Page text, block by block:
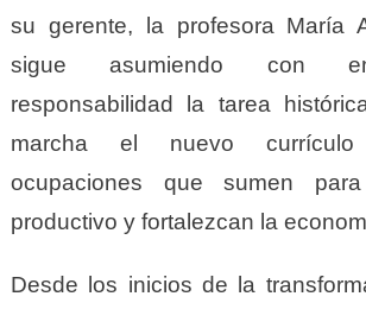
su gerente, la profesora María
sigue asumiendo con
responsabilidad la tarea
marcha el nuevo
ocupaciones que sumen
productivo y fortalezcan la
Desde los inicios de la